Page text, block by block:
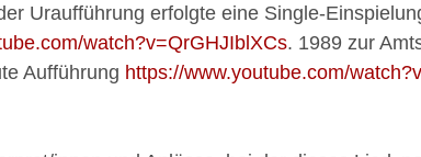
Uraufführung erfolgte eine Single-
watch?v=QrGHJIblXCs. 1989 zur
Aufführung https://www.youtube.com/